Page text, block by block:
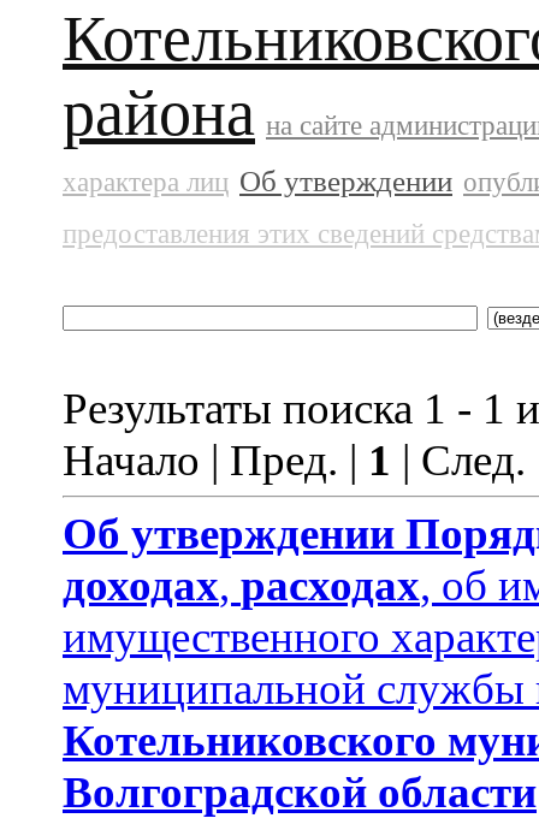
района на сайте
характера лиц Об утверждении
предоставления этих сведений
Результаты поиска 1 - 1
Начало | Пред. | 1 |
Об утверждении
доходах, расходах, об
имущественного
муниципальной службы
Котельниковского
Волгоградской области